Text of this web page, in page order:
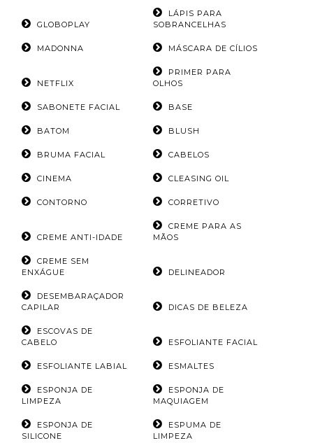
GLOBOPLAY
LÁPIS PARA
SOBRANCELHAS
MADONNA MÁSCARA DE CÍLIOS
NETFLIX
PRIMER PARA
OLHOS
SABONETE FACIAL BASE
BATOM BLUSH
BRUMA FACIAL CABELOS
CINEMA CLEASING OIL
CONTORNO CORRETIVO
CREME ANTI-IDADE
CREME PARA AS
MÃOS
CREME SEM
ENXÁGUE
DELINEADOR
DESEMBARAÇADOR
CAPILAR
DICAS DE BELEZA
ESCOVAS DE
CABELO
ESFOLIANTE FACIAL
ESFOLIANTE LABIAL ESMALTES
ESPONJA DE
LIMPEZA
ESPONJA DE
MAQUIAGEM
ESPONJA DE
SILICONE
ESPUMA DE
LIMPEZA